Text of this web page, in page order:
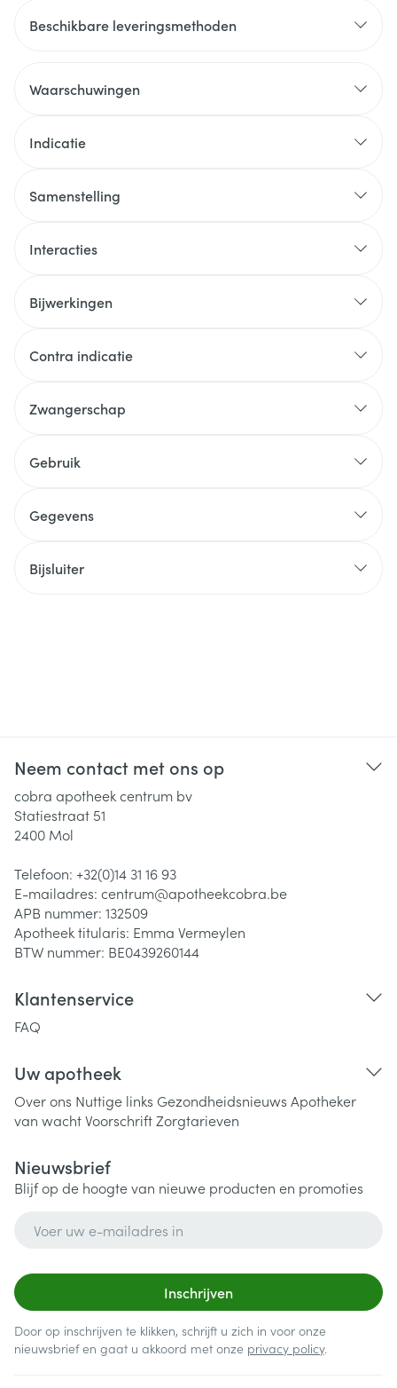
Beschikbare leveringsmethoden
Waarschuwingen
Indicatie
Samenstelling
Interacties
Bijwerkingen
Contra indicatie
Zwangerschap
Gebruik
Gegevens
Bijsluiter
Neem contact met ons op
cobra apotheek centrum bv
Statiestraat 51
2400 Mol
Telefoon: +32(0)14 31 16 93
E-mailadres: centrum@apotheekcobra.be
APB nummer: 132509
Apotheek titularis: Emma Vermeylen
BTW nummer: BE0439260144
Klantenservice
FAQ
Uw apotheek
Over ons Nuttige links Gezondheidsnieuws Apotheker
van wachtVoorschriftZorgtarieven
Nieuwsbrief
Blijf op de hoogte van nieuwe producten en promoties
Inschrijven
Door op inschrijven te klikken, schrijft u zich in voor onze
nieuwsbrief en gaat u akkoord met onze privacy policy.